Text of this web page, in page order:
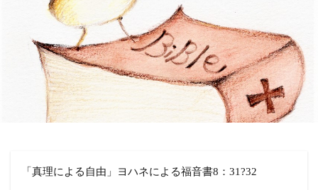
「真理による自由」ヨハネによる福音書8：31?32